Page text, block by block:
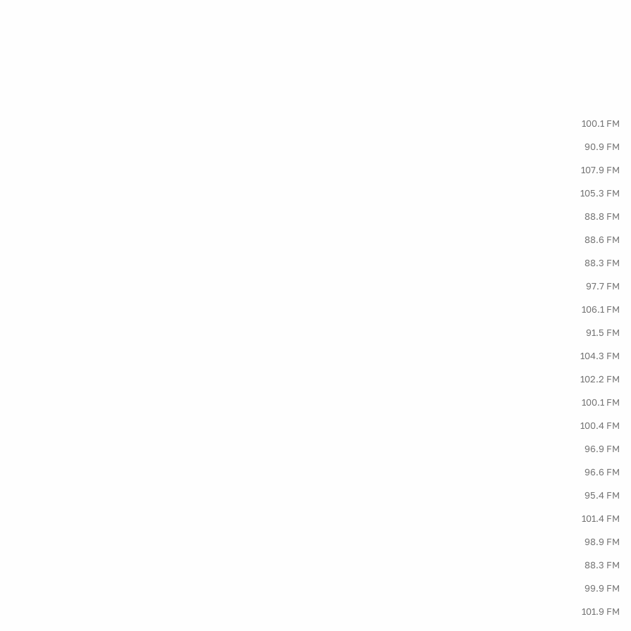
100.1 FM
90.9 FM
107.9 FM
105.3 FM
88.8 FM
88.6 FM
88.3 FM
97.7 FM
106.1 FM
91.5 FM
104.3 FM
102.2 FM
100.1 FM
100.4 FM
96.9 FM
96.6 FM
95.4 FM
101.4 FM
98.9 FM
88.3 FM
99.9 FM
101.9 FM